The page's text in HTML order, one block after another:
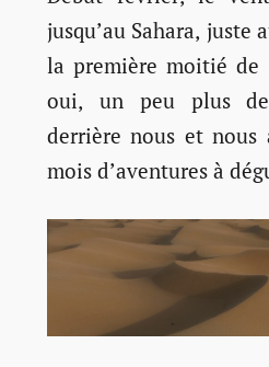
jusqu’au Sahara, juste
la première moitié
oui, un peu plus
derrière nous et nous
mois d’aventures à